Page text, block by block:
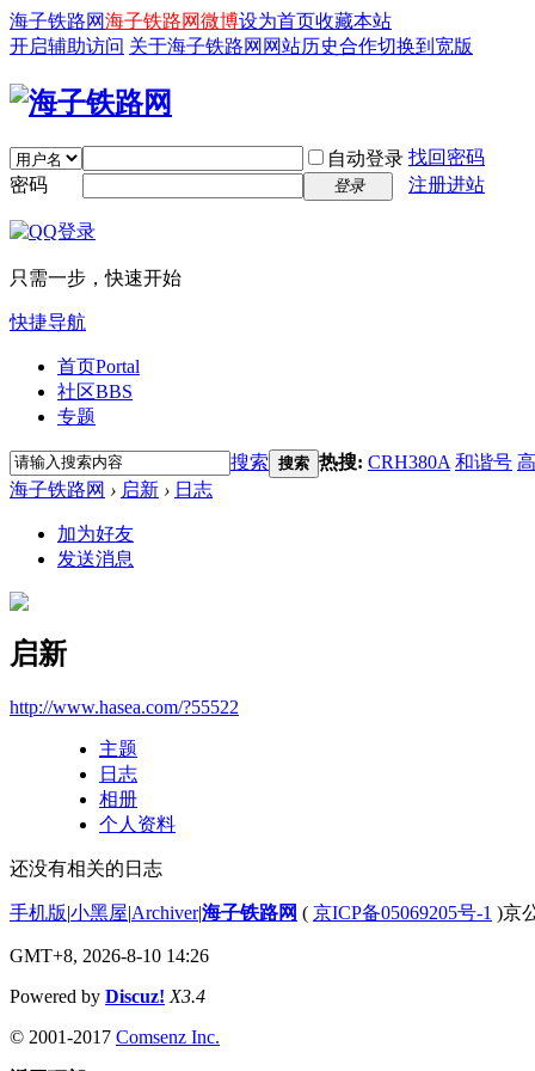
海子铁路网海子铁路网微博设为首页收藏本站
开启辅助访问 关于海子铁路网 网站历史合作切换到宽版
自动登录 找回密码
密码
登录 注册进站
只需一步，快速开始
快捷导航
首页Portal
社区BBS
专题
搜索 搜索 热搜: CRH380A 和谐号
海子铁路网 › 启新 › 日志
加为好友
发送消息
启新
http://www.hasea.com/?55522
主题
日志
相册
个人资料
还没有相关的日志
手机版|小黑屋|Archiver|海子铁路网 ( 京ICP备05069205号-1 )京
GMT+8, 2026-8-10 14:26
Powered by Discuz! X3.4
© 2001-2017 Comsenz Inc.